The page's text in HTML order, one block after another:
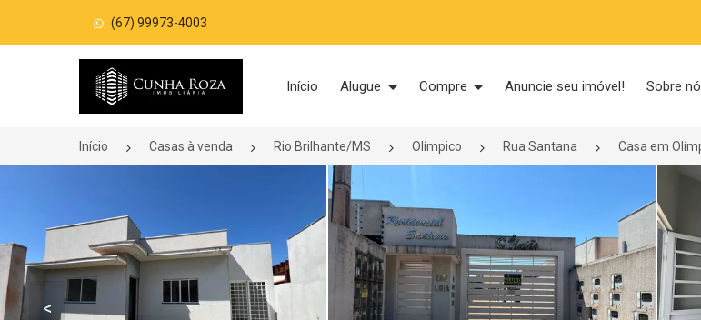
(67) 99973-4003
Página inicial
Início Alugue Compre Anuncie seu imóvel! Sobre
Início Casas à venda Rio Brilhante/MS Olímpico Rua Santana Casa em
<